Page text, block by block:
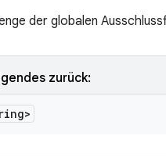
der globalen
zurück: